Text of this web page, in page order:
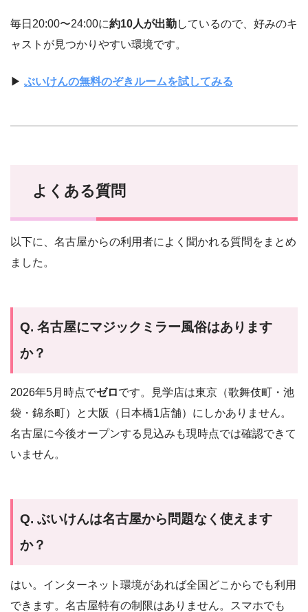
毎日20:00〜24:00に約10人が出勤しているので、好みのキ
ャストが見つかりやすい環境です。
▶ ぶいけんの無料のぞきルームを試してみる
よくある質問
以下に、名古屋からの利用者によく聞かれる質問をまとめ
ました。
Q. 名古屋にマジックミラー風俗はあります
か？
2026年5月時点でゼロです。見学店は東京（歌舞伎町・池
袋・錦糸町）と大阪（日本橋1店舗）にしかありません。
名古屋に今後オープンする見込みも現時点では確認できて
いません。
Q. ぶいけんは名古屋から問題なく使えます
か？
はい。インターネット環境があれば全国どこからでも利用
できます。名古屋特有の制限はありません。スマホでも